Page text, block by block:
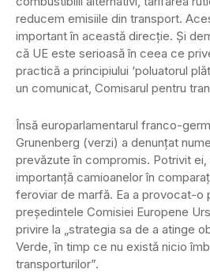
reducem emisiile din transport.
important în această direcție. Și
că UE este serioasă în ceea ce
practică a principiului ‘poluatorul
un comunicat, Comisarul pentru
Însă europarlamentarul franco-
Grunenberg (verzi) a denunțat
prevăzute în compromis. Potrivit
importanță camioanelor în
feroviar de marfă. Ea a provocat-o
președintele Comisiei Europene
privire la „strategia sa de a atinge
Verde, în timp ce nu există nicio
transporturilor”.